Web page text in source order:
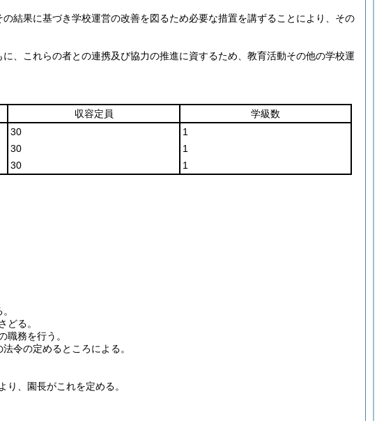
結果に基づき学校運営の改善を図るため必要な措置を講ずることにより、その
、これらの者との連携及び協力の推進に資するため、教育活動その他の学校運
収容定員
学級数
30
1
30
1
30
1
どる。
務を行う。
令の定めるところによる。
、園長がこれを定める。